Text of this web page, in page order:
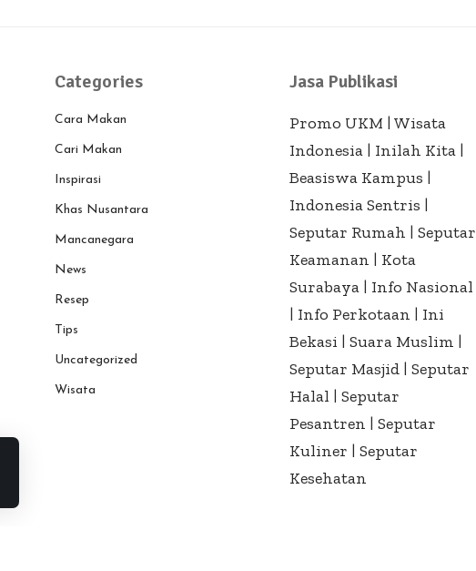
Categories
Cara Makan
Cari Makan
Inspirasi
Khas Nusantara
Mancanegara
News
Resep
Tips
Uncategorized
Wisata
Jasa Publikasi
Promo UKM | Wisata
Indonesia | Inilah Kita |
Beasiswa Kampus |
Indonesia Sentris |
Seputar Rumah | Seputar
Keamanan | Kota
Surabaya | Info Nasional
| Info Perkotaan | Ini
Bekasi | Suara Muslim |
Seputar Masjid | Seputar
Halal | Seputar
Pesantren | Seputar
Kuliner | Seputar
Kesehatan